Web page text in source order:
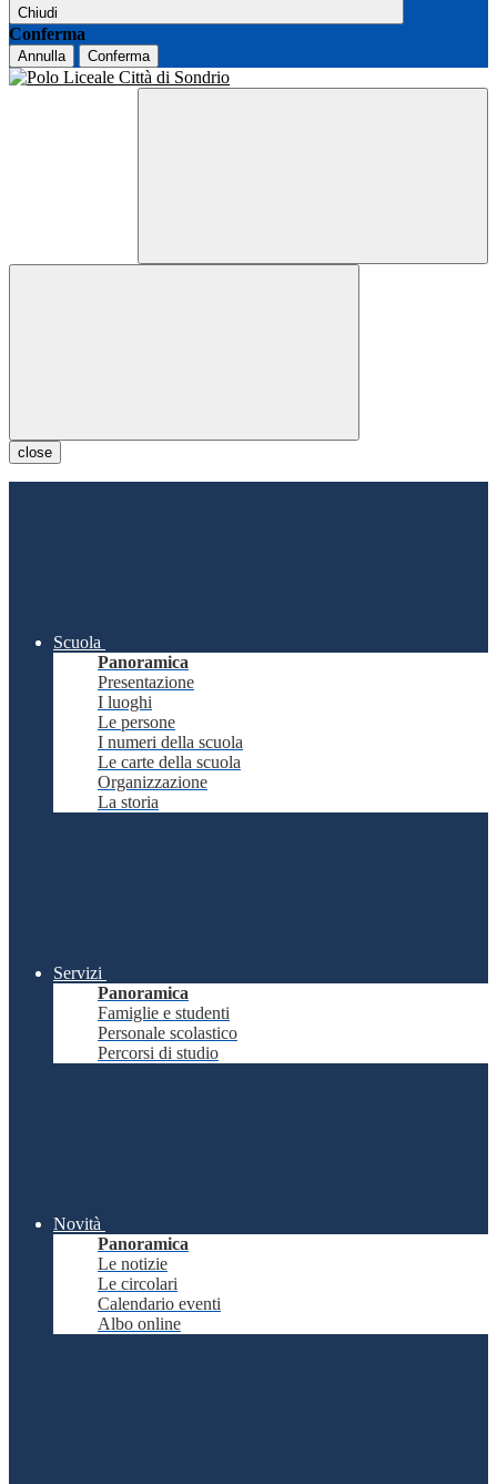
Chiudi
Conferma
Annulla Conferma
close
Scuola
Panoramica
Presentazione
I luoghi
Le persone
I numeri della scuola
Le carte della scuola
Organizzazione
La storia
Servizi
Panoramica
Famiglie e studenti
Personale scolastico
Percorsi di studio
Novità
Panoramica
Le notizie
Le circolari
Calendario eventi
Albo online